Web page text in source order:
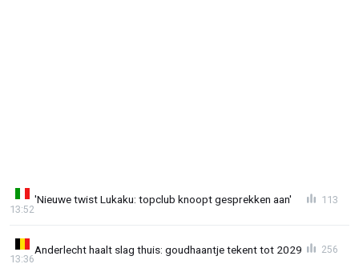
'Nieuwe twist Lukaku: topclub knoopt gesprekken aan'
13:52
113
Anderlecht haalt slag thuis: goudhaantje tekent tot 2029
13:36
256